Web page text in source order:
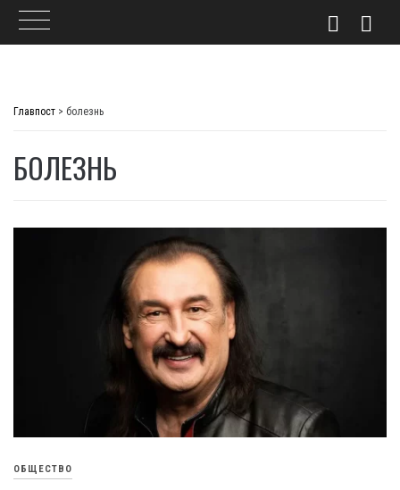
Главпост > болезнь
БОЛЕЗНЬ
ОБЩЕСТВО